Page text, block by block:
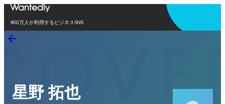
400万人が利用するビジネスSNS
アプリを使う
星野 拓也